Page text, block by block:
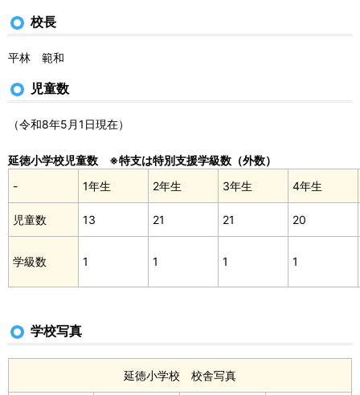
校長
平林 範和
児童数
（令和8年5月1日現在）
延徳小学校児童数 ※特支は特別支援学級数（外数）
-
1年生 2年生 3年生 4年生
児童数 13 21 21 20
学級数 1 1 1 1
学校写真
延徳小学校 校舎写真